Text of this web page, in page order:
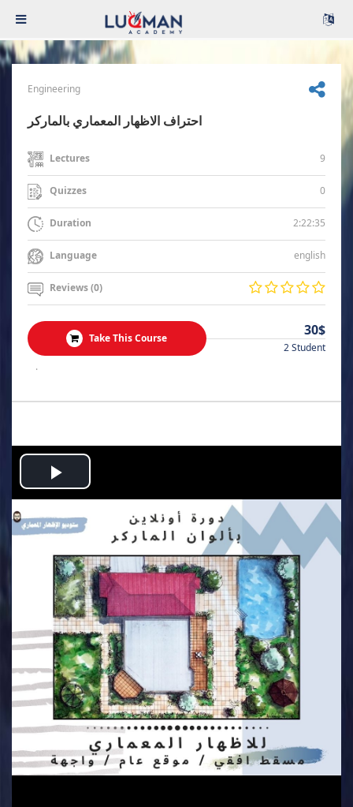
Engineering
احتراف الاظهار المعماري بالماركر
Lectures 9
Quizzes 0
Duration 2:22:35
Language english
Reviews (0)
Take This Course 30$
2 Student
.
Play
Video